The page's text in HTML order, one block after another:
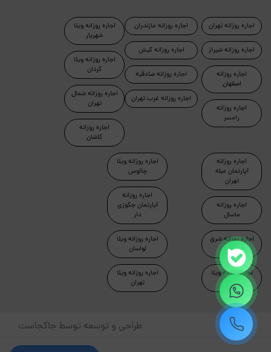
اجاره روزانه تهران
اجاره روزانه شیراز
اجاره روزانه
اصفهان
اجاره روزانه
رامسر
اجاره روزانه مازندران
اجاره روزانه کیش
اجاره روزانه صادقیه
اجاره روزانه غرب تهران
اجاره روزانه ویلا
شهریار
اجاره روزانه ویلا
کردان
اجاره روزانه شمال
تهران
اجاره روزانه
کاشان
اجاره روزانه
آپارتمان مبله
تهران
اجاره روزانه
ماسال
اجاره روزانه شرق
تهران
اجاره روزانه ویلا
دماوند
اجاره روزانه ویلا
چالوس
اجاره روزانه
آپارتمان جکوزی
دار
اجاره روزانه ویلا
لواسان
اجاره روزانه ویلا
تهران
طراحی و توسعه توسط جاکجاست
© کلیه حقوق این سایت محفوظ و متعلق به شرکت کیمیای سبز